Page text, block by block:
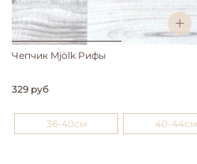
Чепчик Mjölk Рифы
329 руб
36-40см 40-44см